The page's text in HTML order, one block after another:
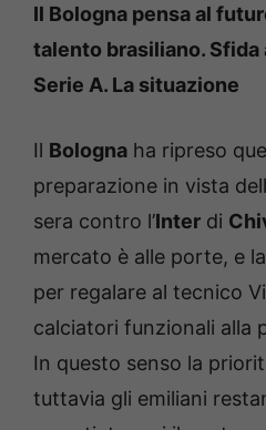
Il Bologna pensa al
talento brasiliano. Sfida
Serie A. La situazione
Il Bologna ha ripreso
preparazione in vista
sera contro l’Inter di
mercato è alle porte, e
per regalare al tecnico
calciatori funzionali alla
In questo senso la
tuttavia gli emiliani